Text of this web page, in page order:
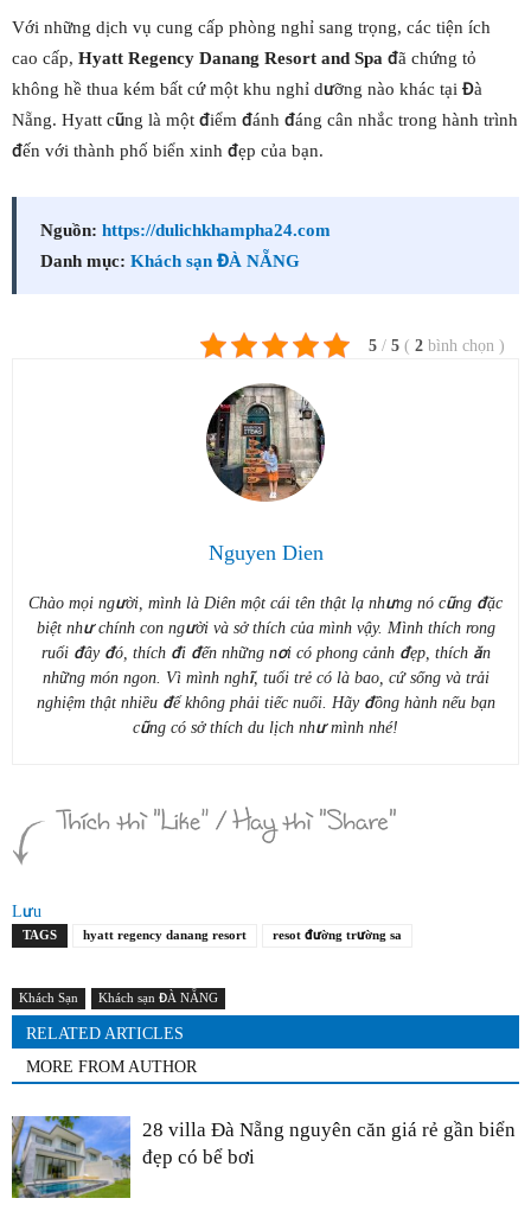
Với những dịch vụ cung cấp phòng nghỉ sang trọng, các tiện ích
cao cấp, Hyatt Regency Danang Resort and Spa đã chứng tỏ
không hề thua kém bất cứ một khu nghỉ dưỡng nào khác tại Đà
Nẵng. Hyatt cũng là một điểm đánh đáng cân nhắc trong hành trình
đến với thành phố biển xinh đẹp của bạn.
Nguồn: https://dulichkhampha24.com
Danh mục: Khách sạn ĐÀ NẴNG
5 / 5 ( 2 bình chọn )
Nguyen Dien
Chào mọi người, mình là Diên một cái tên thật lạ nhưng nó cũng đặc
biệt như chính con người và sở thích của mình vậy. Mình thích rong
ruổi đây đó, thích đi đến những nơi có phong cảnh đẹp, thích ăn
những món ngon. Vì mình nghĩ, tuổi trẻ có là bao, cứ sống và trải
nghiệm thật nhiều để không phải tiếc nuối. Hãy đồng hành nếu bạn
cũng có sở thích du lịch như mình nhé!
Lưu
TAGS hyatt regency danang resort resot đường trường sa
Khách Sạn Khách sạn ĐÀ NẴNG
RELATED ARTICLES
MORE FROM AUTHOR
28 villa Đà Nẵng nguyên căn giá rẻ gần biển
đẹp có bể bơi